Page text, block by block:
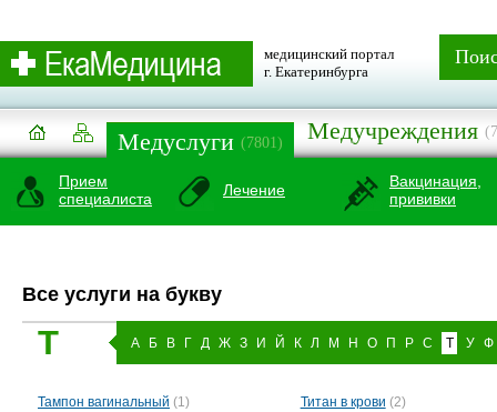
медицинский портал
г. Екатеринбурга
Медуслуги (7801) Медучреждения
Прием
специалиста
Лечение
Вакцинация,
прививки
Все услуги на букву
Т А Б В Г Д Ж З И Й К Л М Н О П Р С Т У Ф
Тампон вагинальный (1)
Титан в крови (2)